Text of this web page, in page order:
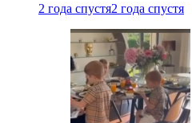
2 года спустя2 года спустя